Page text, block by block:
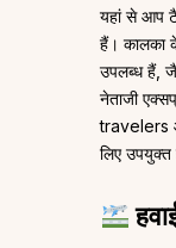
यहां से आप
हैं। कालका
उपलब्ध हैं,
नेताजी
travelers
लिए उपयुक्त